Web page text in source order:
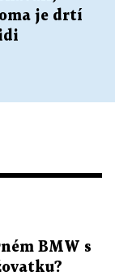
je drtí
BMW s